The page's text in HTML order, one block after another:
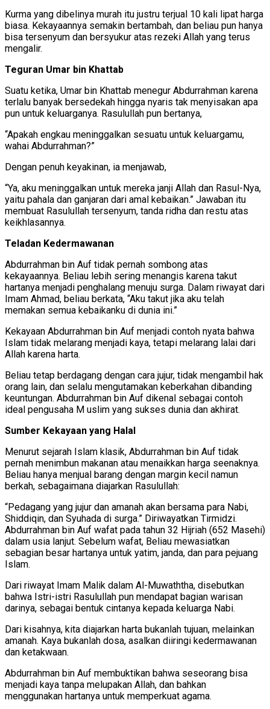
Kurma yang dibelinya murah itu justru terjual 10 kali lipat harga
biasa. Kekayaannya semakin bertambah, dan beliau pun hanya
bisa tersenyum dan bersyukur atas rezeki Allah yang terus
mengalir.
Teguran Umar bin Khattab
Suatu ketika, Umar bin Khattab menegur Abdurrahman karena
terlalu banyak bersedekah hingga nyaris tak menyisakan apa
pun untuk keluarganya. Rasulullah pun bertanya,
“Apakah engkau meninggalkan sesuatu untuk keluargamu,
wahai Abdurrahman?”
Dengan penuh keyakinan, ia menjawab,
“Ya, aku meninggalkan untuk mereka janji Allah dan Rasul-Nya,
yaitu pahala dan ganjaran dari amal kebaikan.” Jawaban itu
membuat Rasulullah tersenyum, tanda ridha dan restu atas
keikhlasannya.
Teladan Kedermawanan
Abdurrahman bin Auf tidak pernah sombong atas
kekayaannya. Beliau lebih sering menangis karena takut
hartanya menjadi penghalang menuju surga. Dalam riwayat dari
Imam Ahmad, beliau berkata, “Aku takut jika aku telah
memakan semua kebaikanku di dunia ini.”
Kekayaan Abdurrahman bin Auf menjadi contoh nyata bahwa
Islam tidak melarang menjadi kaya, tetapi melarang lalai dari
Allah karena harta.
Beliau tetap berdagang dengan cara jujur, tidak mengambil hak
orang lain, dan selalu mengutamakan keberkahan dibanding
keuntungan. Abdurrahman bin Auf dikenal sebagai contoh
ideal pengusaha M uslim yang sukses dunia dan akhirat.
Sumber Kekayaan yang Halal
Menurut sejarah Islam klasik, Abdurrahman bin Auf tidak
pernah menimbun makanan atau menaikkan harga seenaknya.
Beliau hanya menjual barang dengan margin kecil namun
berkah, sebagaimana diajarkan Rasulullah:
“Pedagang yang jujur dan amanah akan bersama para Nabi,
Shiddiqin, dan Syuhada di surga.” Diriwayatkan Tirmidzi.
Abdurrahman bin Auf wafat pada tahun 32 Hijriah (652 Masehi)
dalam usia lanjut. Sebelum wafat, Beliau mewasiatkan
sebagian besar hartanya untuk yatim, janda, dan para pejuang
Islam.
Dari riwayat Imam Malik dalam Al-Muwaththa, disebutkan
bahwa Istri-istri Rasulullah pun mendapat bagian warisan
darinya, sebagai bentuk cintanya kepada keluarga Nabi.
Dari kisahnya, kita diajarkan harta bukanlah tujuan, melainkan
amanah. Kaya bukanlah dosa, asalkan diiringi kedermawanan
dan ketakwaan.
Abdurrahman bin Auf membuktikan bahwa seseorang bisa
menjadi kaya tanpa melupakan Allah, dan bahkan
menggunakan hartanya untuk memperkuat agama.